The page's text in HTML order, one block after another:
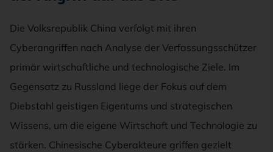
Die Volksrepublik China verfolgt mit ihren
Cyberangriffen nach Analyse der Verfassungsschützer
primär wirtschaftliche und technologische Ziele. Im
Gegensatz zu Russland liege der Fokus auf dem
Diebstahl geistigen Eigentums und strategischen
Wissens, um die eigene Wirtschaft und Technologie zu
stärken. Chinesische Cyberakteure griffen gezielt